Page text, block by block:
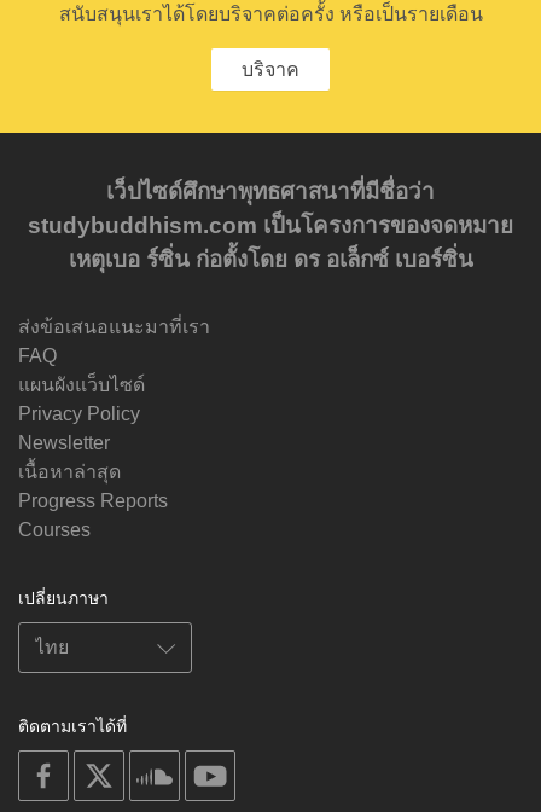
สนับสนุนเราได้โดยบริจาคต่อครั้ง หรือเป็นรายเดือน
บริจาค
เว็ปไซด์ศึกษาพุทธศาสนาที่มีชื่อว่า
studybuddhism.com เป็นโครงการของจดหมาย
เหตุเบอ ร์ซิ่น ก่อตั้งโดย ดร อเล็กซ์ เบอร์ซิ่น
ส่งข้อเสนอแนะมาที่เรา
FAQ
แผนผังแว็บไซด์
Privacy Policy
Newsletter
เนื้อหาล่าสุด
Progress Reports
Courses
เปลี่ยนภาษา
ติดตามเราได้ที่
on
facebook
soundcloud